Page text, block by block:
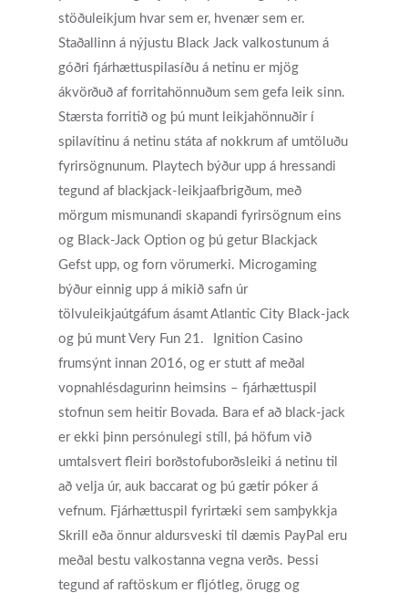
stöðuleikjum hvar sem er, hvenær sem er.
Staðallinn á nýjustu Black Jack valkostunum á
góðri fjárhættuspilasíðu á netinu er mjög
ákvörðuð af forritahönnuðum sem gefa leik sinn.
Stærsta forritið og þú munt leikjahönnuðir í
spilavítinu á netinu státa af nokkrum af umtöluðu
fyrirsögnunum. Playtech býður upp á hressandi
tegund af blackjack-leikjaafbrigðum, með
mörgum mismunandi skapandi fyrirsögnum eins
og Black-Jack Option og þú getur Blackjack
Gefst upp, og forn vörumerki. Microgaming
býður einnig upp á mikið safn úr
tölvuleikjaútgáfum ásamt Atlantic City Black-jack
og þú munt Very Fun 21.
Ignition Casino
frumsýnt innan 2016, og er stutt af meðal
vopnahlésdagurinn heimsins – fjárhættuspil
stofnun sem heitir Bovada. Bara ef að black-jack
er ekki þinn persónulegi stíll, þá höfum við
umtalsvert fleiri borðstofuborðsleiki á netinu til
að velja úr, auk baccarat og þú gætir póker á
vefnum. Fjárhættuspil fyrirtæki sem samþykkja
Skrill eða önnur aldursveski til dæmis PayPal eru
meðal bestu valkostanna vegna verðs. Þessi
tegund af raftöskum er fljótleg, örugg og